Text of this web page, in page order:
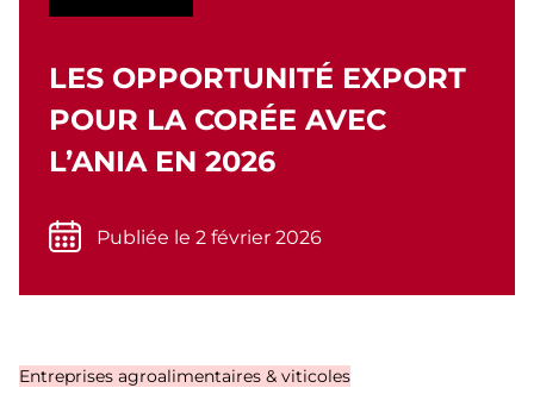
LES OPPORTUNITÉ EXPORT
POUR LA CORÉE AVEC
L’ANIA EN 2026
Publiée le 2 février 2026
Entreprises agroalimentaires & viticoles